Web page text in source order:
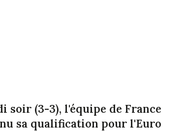
soir (3-3), l'équipe de France
sa qualification pour l'Euro